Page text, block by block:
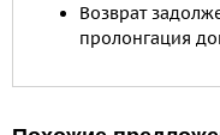
Возврат
пролонгация